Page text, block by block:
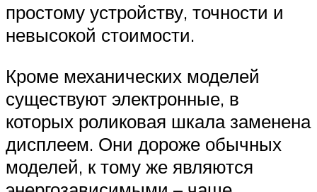
простому устройству, точности и
невысокой стоимости.
Кроме механических моделей
существуют электронные, в
которых роликовая шкала заменена
дисплеем. Они дороже обычных
моделей, к тому же являются